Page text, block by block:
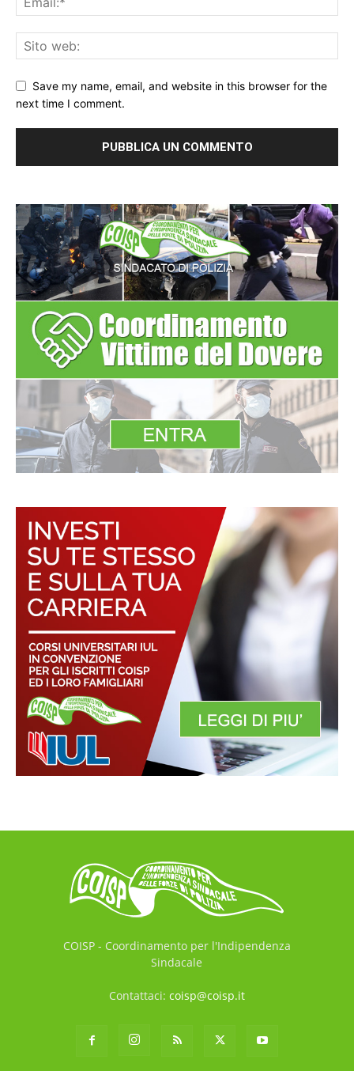
Save my name, email, and website in this browser for the
next time I comment.
COISP - Coordinamento per l'Indipendenza
Sindacale
Contattaci: coisp@coisp.it